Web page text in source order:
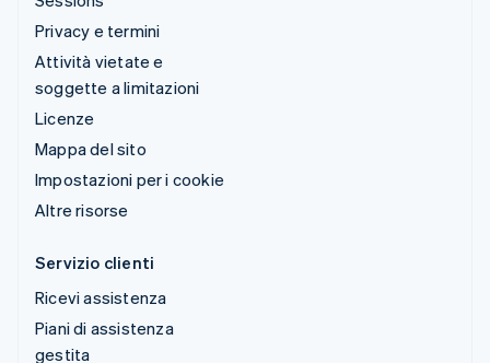
Privacy e termini
Attività vietate e
soggette a limitazioni
Licenze
Mappa del sito
Impostazioni per i cookie
Altre risorse
Servizio clienti
Ricevi assistenza
Piani di assistenza
gestita